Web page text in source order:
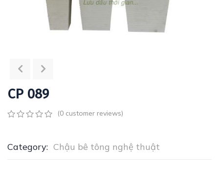
CP 089
of
based
(0 customer reviews)
Category: Chậu bê tông nghệ thuật